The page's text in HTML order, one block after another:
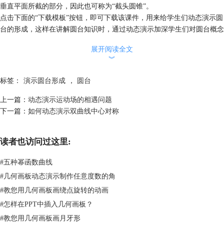
垂直平面所截的部分，因此也可称为“截头圆锥”。
点击下面的“下载模板”按钮，即可下载该课件，用来给学生们动态演示圆
台的形成，这样在讲解圆台知识时，通过动态演示加深学生们对圆台概念
http://www.jihehuaban.com.cn/jichuji/yuantai-xingcheng.html
展开阅读全文
︾
标签： 演示圆台形成 ， 圆台
上一篇： 动态演示运动场的相遇问题
下一篇： 如何动态演示双曲线中心对称
读者也访问过这里:
#五种幂函数曲线
#几何画板动态演示制作任意度数的角
#教您用几何画板画绕点旋转的动画
#怎样在PPT中插入几何画板？
#教您用几何画板画月牙形